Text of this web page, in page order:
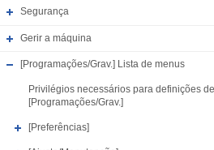
Segurança
Gerir a máquina
[Programações/Grav.] Lista de menus
Privilégios necessários para definições
[Programações/Grav.]
[Preferências]